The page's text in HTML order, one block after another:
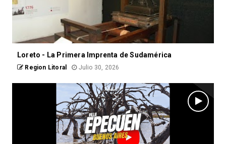
Loreto - La Primera Imprenta de Sudamérica
Region Litoral Julio 30, 2026